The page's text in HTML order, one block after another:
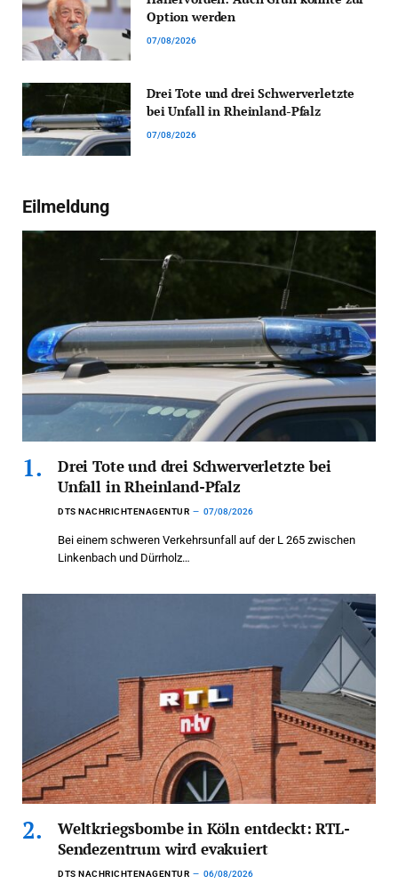
Option werden
07/08/2026
Drei Tote und drei Schwerverletzte
bei Unfall in Rheinland-Pfalz
07/08/2026
Eilmeldung
Drei Tote und drei Schwerverletzte bei
Unfall in Rheinland-Pfalz
DTS NACHRICHTENAGENTUR 07/08/2026
Bei einem schweren Verkehrsunfall auf der L 265 zwischen
Linkenbach und Dürrholz…
Weltkriegsbombe in Köln entdeckt: RTL-
Sendezentrum wird evakuiert
DTS NACHRICHTENAGENTUR 06/08/2026